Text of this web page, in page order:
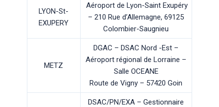
LYON-St-
EXUPERY
Aéroport de Lyon-Saint Exupéry
– 210 Rue d’Allemagne, 69125
Colombier-Saugnieu
METZ
DGAC – DSAC Nord -Est –
Aéroport régional de Lorraine –
Salle OCEANE
Route de Vigny – 57420 Goin
DSAC/PN/EXA – Gestionnaire